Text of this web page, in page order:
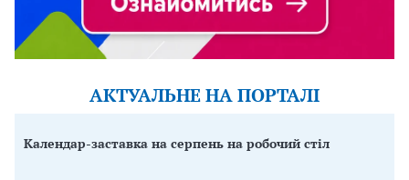
АКТУАЛЬНЕ НА ПОРТАЛІ
Календар-заставка на серпень на робочий стіл